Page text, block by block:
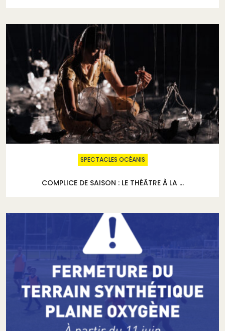
SPECTACLES OCÉANIS
COMPLICE DE SAISON : LE THÉÂTRE À LA ...